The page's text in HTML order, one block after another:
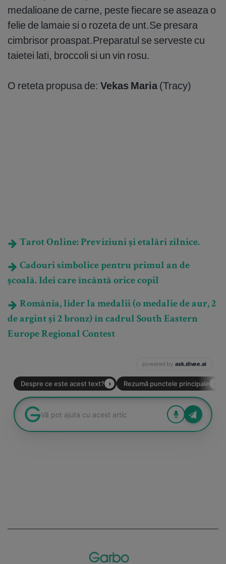
medalioane de carne, peste fiecare se aseaza o
felie de lamaie si o rozeta de unt.Se presara
cimbrisor proaspat.Preparatul se serveste cu
taietei lati, broccoli si un vin rosu.
O reteta propusa de: Vekas Maria (Tracy)
Tarot Online: Previziuni și etalări zilnice.
Cadouri simbolice pentru primul an de
școală. Idei care încântă orice copil
România, lider la medalii (o medalie de aur, 2
de argint și 2 bronz) în cadrul South Eastern
Europe Regional Contest